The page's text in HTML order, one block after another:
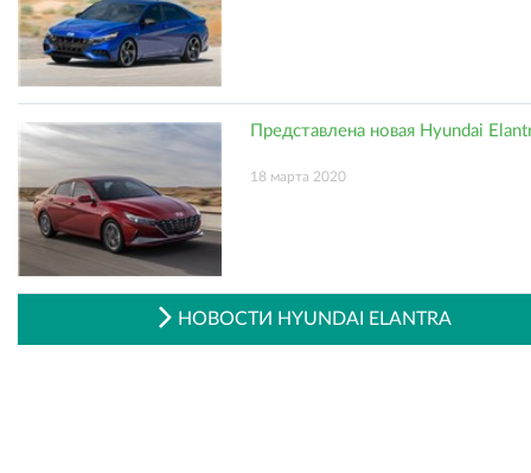
Представлена новая Hyundai
18 марта 2020
НОВОСТИ HYUNDAI ELANTRA